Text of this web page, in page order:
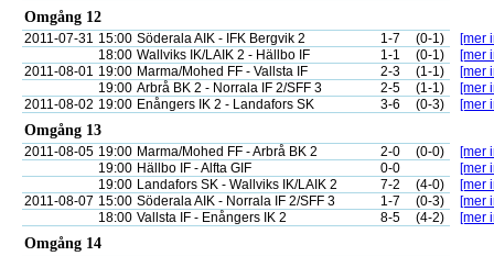
Omgång 12
2011-07-31 15:00 Söderala AIK - IFK Bergvik 2 1-7 (0-1)
[mer
18:00 Wallviks IK/LAIK 2 - Hällbo IF 1-1 (0-1)
[mer
2011-08-01 19:00 Marma/Mohed FF - Vallsta IF 2-3 (1-1)
[mer
19:00 Arbrå BK 2 - Norrala IF 2/SFF 3 2-5 (1-1)
[mer
2011-08-02 19:00 Enångers IK 2 - Landafors SK 3-6 (0-3) [mer
Omgång 13
2011-08-05 19:00 Marma/Mohed FF - Arbrå BK 2 2-0 (0-0)
[mer
19:00 Hällbo IF - Alfta GIF 0-0
[mer
19:00 Landafors SK - Wallviks IK/LAIK 2 7-2 (4-0)
[mer
2011-08-07 15:00 Söderala AIK - Norrala IF 2/SFF 3 1-7 (0-3)
[mer
18:00 Vallsta IF - Enångers IK 2 8-5 (4-2) [mer
Omgång 14